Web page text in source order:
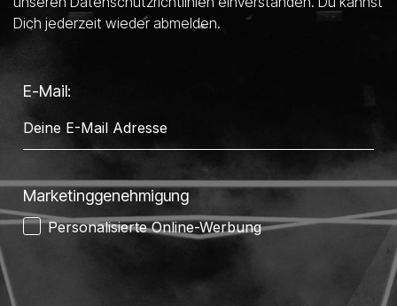
Dich jederzeit wieder abmelden.
E-Mail:
Marketinggenehmigung
Personalisierte Online-Werbung